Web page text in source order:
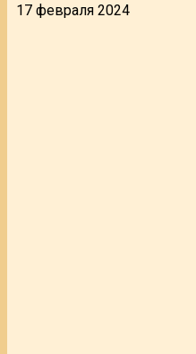
17 февраля 2024